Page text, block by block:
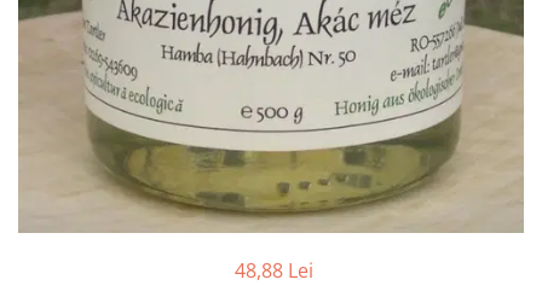
Audiobook
ReConnect
ScienceConnection
SelfConnect
SelfHealing
Senzatii/Thriller
SF & Fantasy
Teens Book Club
Instrumente si Truse Geometrie
Seturi scolare
Calculator
Consumabile & Accesorii
COLOREAZA CU PRIETENII
De colorat
Pot desena minunat
Sa coloram cu Nicol
Carti educative
Codul copiilor de succes
Puzzle-uri
Puzzle 3D Lemn
48,88 Lei